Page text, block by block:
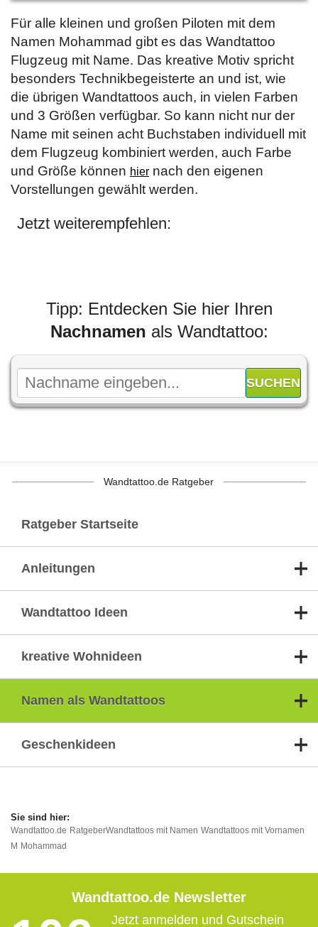
Für alle kleinen und großen Piloten mit dem
Namen Mohammad gibt es das Wandtattoo
Flugzeug mit Name. Das kreative Motiv spricht
besonders Technikbegeisterte an und ist, wie
die übrigen Wandtattoos auch, in vielen Farben
und 3 Größen verfügbar. So kann nicht nur der
Name mit seinen acht Buchstaben individuell mit
dem Flugzeug kombiniert werden, auch Farbe
und Größe können hier nach den eigenen
Vorstellungen gewählt werden.
Jetzt weiterempfehlen:
Tipp: Entdecken Sie hier Ihren
Nachnamen als Wandtattoo:
Wandtattoo.de Ratgeber
Ratgeber Startseite
Anleitungen
Wandtattoo Ideen
kreative Wohnideen
Namen als Wandtattoos
Geschenkideen
Wandtattoo.de RatgeberWandtattoos mit Namen Wandtattoos mit Vornamen
M Mohammad
Wandtattoo.de Newsletter
Jetzt anmelden und Gutschein